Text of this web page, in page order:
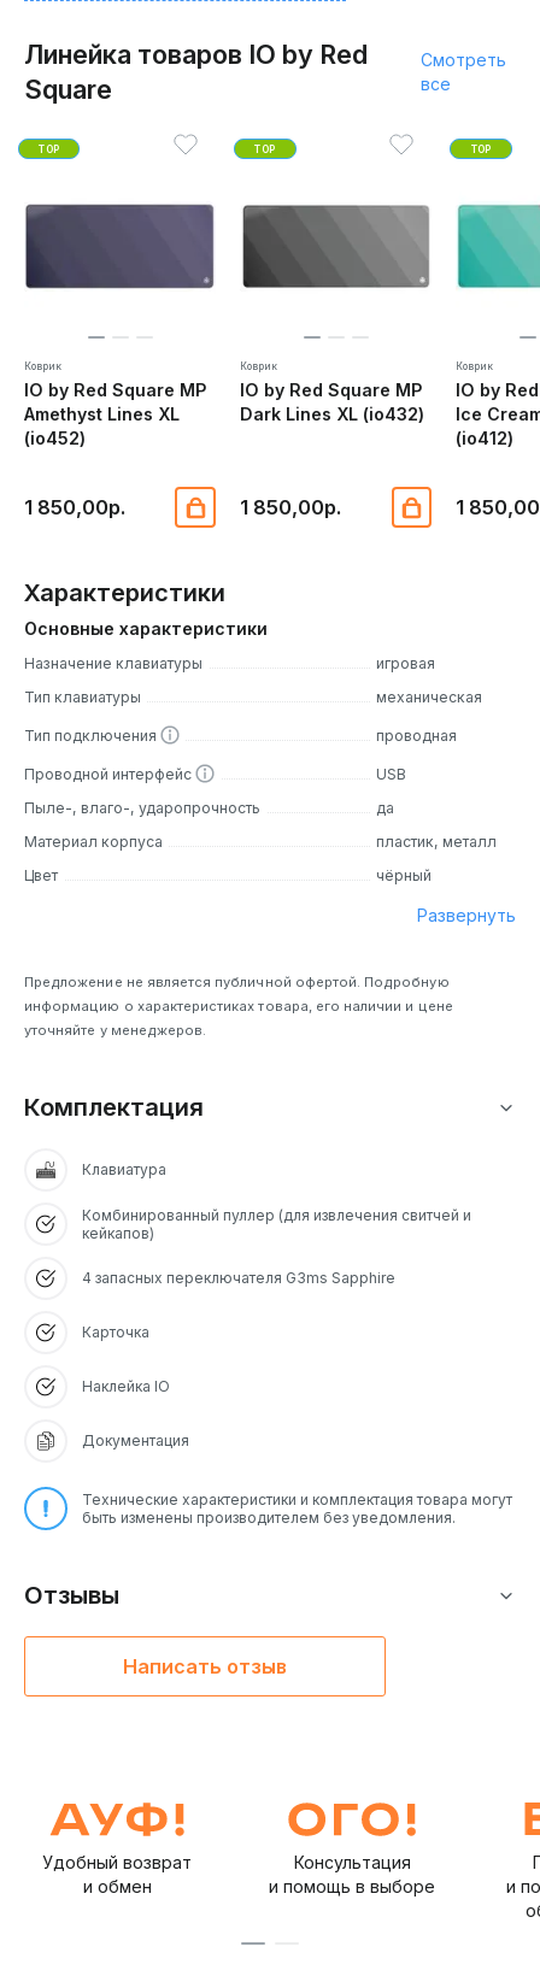
Линейка товаров IO by Red
Square
Смотреть
все
TOP
Коврик
IO by Red Square MP
Amethyst Lines XL
(io452)
1 850,00р.
TOP
Коврик
IO by Red Square MP
Dark Lines XL (io432)
1 850,00р.
TOP
Коврик
IO by
Ice
(io412)
1
Характеристики
Основные характеристики
Назначение клавиатуры
игровая
Тип клавиатуры
механическая
Тип подключения проводная
Проводной интерфейс
USB
Пыле-, влаго-, ударопрочность
да
Материал корпуса
пластик, металл
Цвет
чёрный
Развернуть
Предложение не является публичной офертой. Подробную
информацию о характеристиках товара, его наличии и цене
уточняйте у менеджеров.
Комплектация
Клавиатура
Комбинированный пуллер (для извлечения свитчей и
кейкапов)
4 запасных переключателя G3ms Sapphire
Карточка
Наклейка IO
Документация
Технические характеристики и комплектация товара могут
быть изменены производителем без уведомления.
Отзывы
Написать отзыв
Удобный возврат
и обмен
Консультация
и помощь в выборе
и